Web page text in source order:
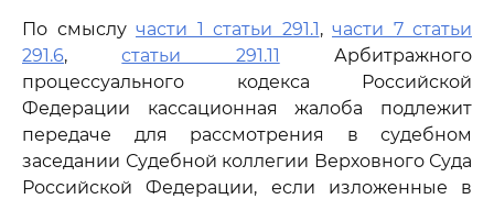
По смыслу части 1 статьи 291.1, части 7 статьи
291.6,статьи 291.11 Арбитражного
процессуального кодекса Российской
Федерации кассационная жалоба подлежит
передаче для рассмотрения в судебном
заседании Судебной коллегии Верховного Суда
Российской Федерации, если изложенные в